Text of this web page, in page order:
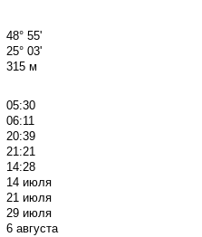
48° 55'
25° 03'
315 м
05:30
06:11
20:39
21:21
14:28
14 июля
21 июля
29 июля
6 августа